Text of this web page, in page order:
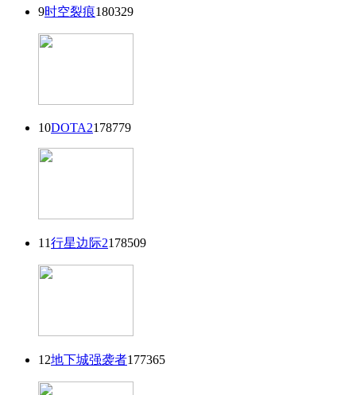
9时空裂痕180329
10DOTA2178779
11行星边际2178509
12地下城强袭者177365